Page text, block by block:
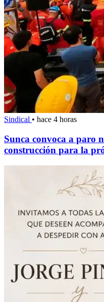
Sindical • hace 4 horas
Sunca convoca a paro
construcción para la